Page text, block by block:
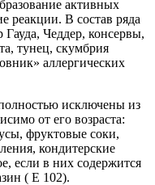
активных
реакции. В состав ряда
Чеддер, консервы,
тунец, скумбрия
аллергических
исключены из
от его возраста:
фруктовые соки,
кондитерские
если в них содержится
( Е 102).